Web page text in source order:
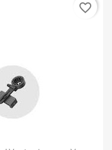
favorite_border